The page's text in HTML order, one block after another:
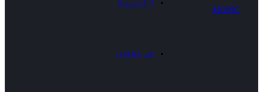
الرئيسية
عن المكتب